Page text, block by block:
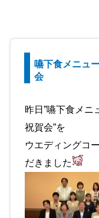
嚥下食メニュ
会
昨日”嚥下食メニ
祝賀会”を
ウエディングコ
だきました